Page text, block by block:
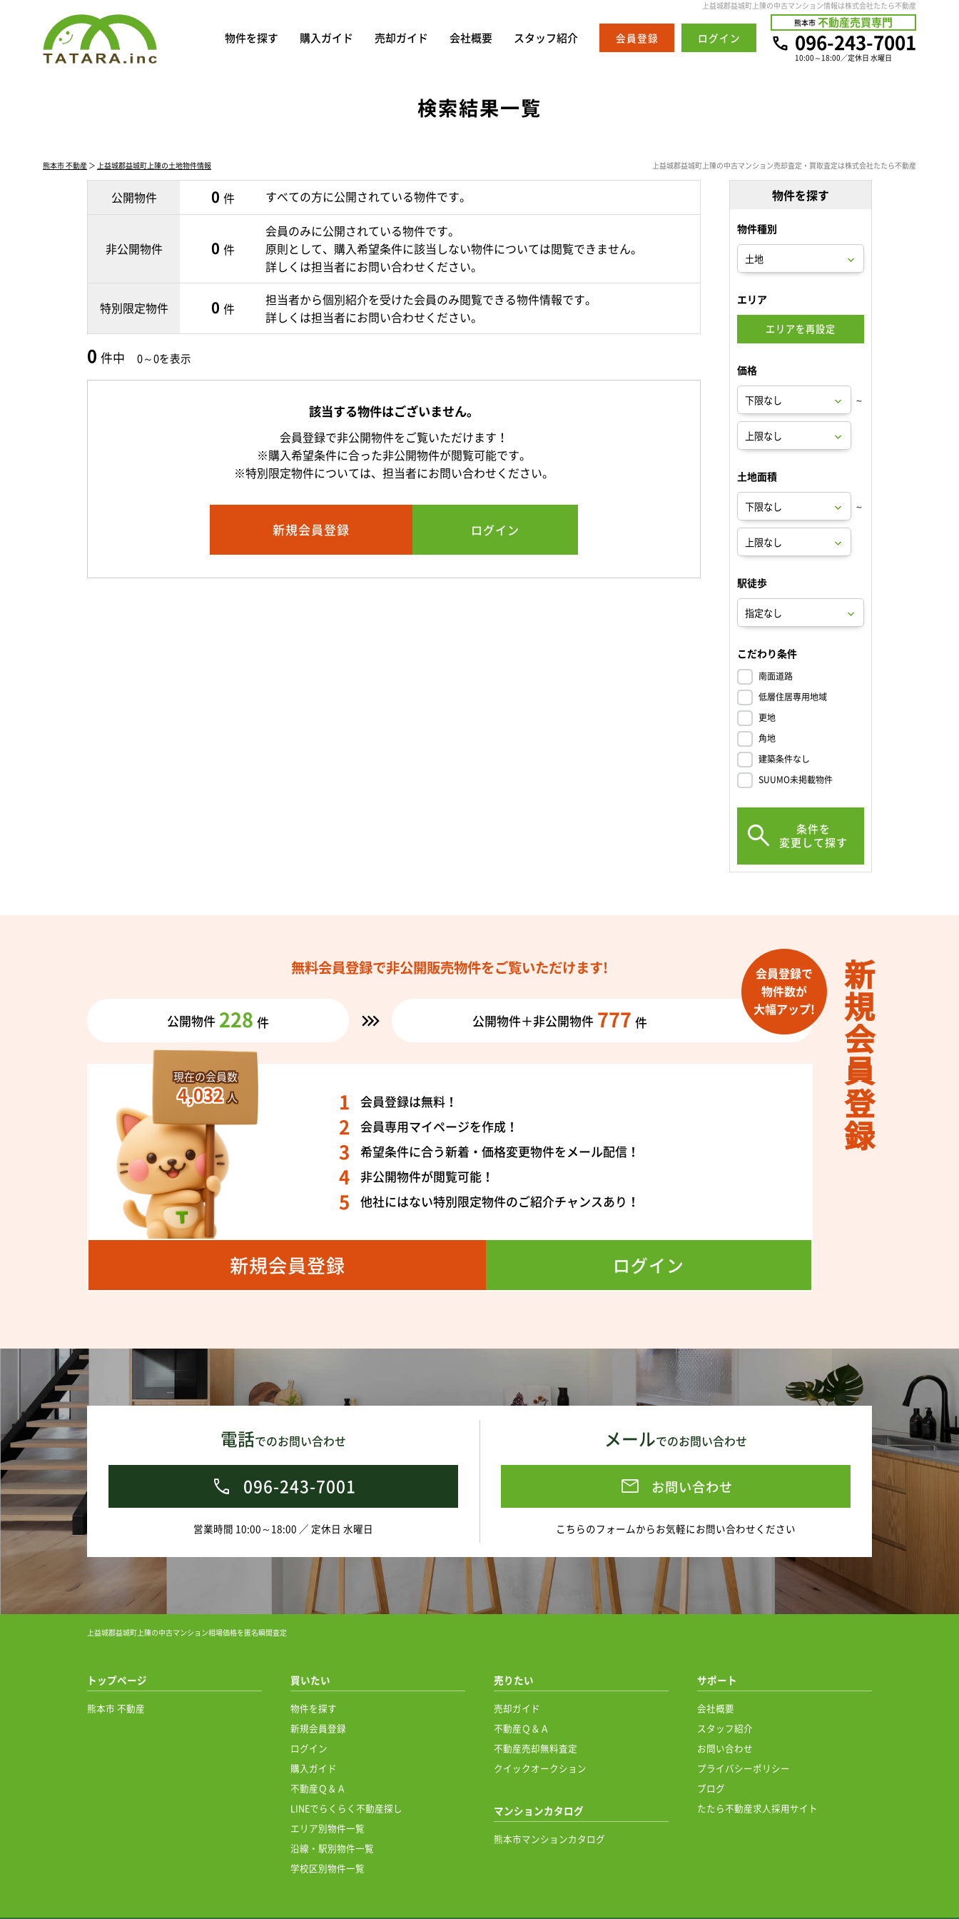
上益城郡益城町上陳の中古マンション情報は株式会社たたら不動産
物件を探す 購入ガイド 売却ガイド 会社概要 スタッフ紹介 会員登録 ログイン
熊本市 不動産売買専門
10:00～18:00／定休日 水曜日
096-243-7001
検索結果一覧
熊本市 不動産 ＞ 上益城郡益城町上陳の土地物件情報 上益城郡益城町上陳の中古マンション売却査定・買取査定は株式会社たたら不動産
公開物件 0 件 すべての方に公開されている物件です。
非公開物件 0 件
会員のみに公開されている物件です。
原則として、購入希望条件に該当しない物件については閲覧できません。
詳しくは担当者にお問い合わせください。
特別限定物件 0 件
担当者から個別紹介を受けた会員のみ閲覧できる物件情報です。
詳しくは担当者にお問い合わせください。
0 件中 0～0を表示
該当する物件はございません。
会員登録で非公開物件をご覧いただけます！
※購入希望条件に合った非公開物件が閲覧可能です。
※特別限定物件については、担当者にお問い合わせください。
新規会員登録 ログイン
物件を探す
物件種別
エリア
エリアを再設定
価格
～
土地面積
～
駅徒歩
こだわり条件
南面道路
低層住居専用地域
更地
角地
建築条件なし
SUUMO未掲載物件
条件を
変更して探す
新規会員登録
無料会員登録で非公開販売物件をご覧いただけます!
公開物件 228 件 公開物件＋非公開物件 777 件
会員登録で
物件数が
大幅アップ!
現在の会員数
4,032 人
会員登録は無料！
会員専用マイページを作成！
希望条件に合う新着・価格変更物件をメール配信！
非公開物件が閲覧可能！
他社にはない特別限定物件のご紹介チャンスあり！
新規会員登録 ログイン
電話でのお問い合わせ
096-243-7001
営業時間 10:00～18:00 ／ 定休日 水曜日
メールでのお問い合わせ
お問い合わせ
こちらのフォームからお気軽にお問い合わせください
上益城郡益城町上陳の中古マンション相場価格を匿名瞬間査定
トップページ
熊本市 不動産
買いたい
物件を探す
新規会員登録
ログイン
購入ガイド
不動産Ｑ＆Ａ
LINEでらくらく不動産探し
エリア別物件一覧
沿線・駅別物件一覧
学校区別物件一覧
売りたい
売却ガイド
不動産Ｑ＆Ａ
不動産売却無料査定
クイックオークション
マンションカタログ
熊本市マンションカタログ
サポート
会社概要
スタッフ紹介
お問い合わせ
プライバシーポリシー
ブログ
たたら不動産求人採用サイト